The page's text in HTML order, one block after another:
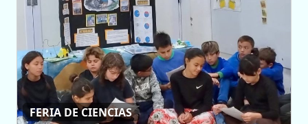
FERIA DE CIENCIAS